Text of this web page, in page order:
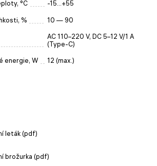
°C -15...+55
% 10 — 90
AC 110–220 V, DC 5–12 V/1 A
(Type-C)
energie, W 12 (max.)
leták (pdf)
brožurka (pdf)